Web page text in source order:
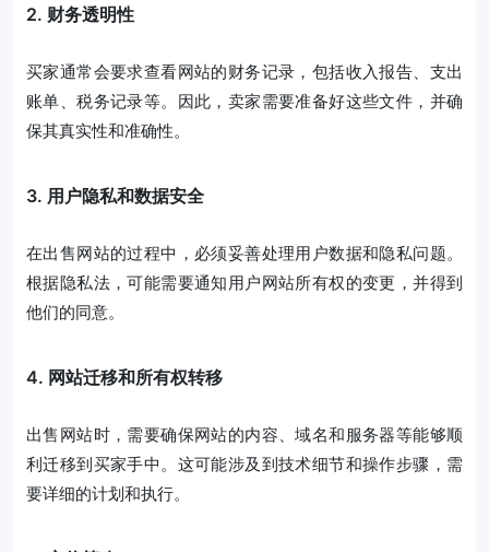
2. 财务透明性
买家通常会要求查看网站的财务记录，包括收入报告、支出
账单、税务记录等。因此，卖家需要准备好这些文件，并确
保其真实性和准确性。
3. 用户隐私和数据安全
在出售网站的过程中，必须妥善处理用户数据和隐私问题。
根据隐私法，可能需要通知用户网站所有权的变更，并得到
他们的同意。
4. 网站迁移和所有权转移
出售网站时，需要确保网站的内容、域名和服务器等能够顺
利迁移到买家手中。这可能涉及到技术细节和操作步骤，需
要详细的计划和执行。